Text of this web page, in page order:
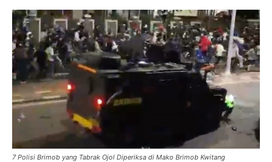
7 Polisi Brimob yang Tabrak Ojol Diperiksa di Mako Brimob Kwitang